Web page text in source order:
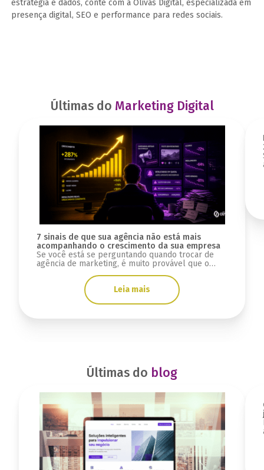
estratégia e dados, conte com a Olivas Digital, especializada em
presença digital, SEO e performance para redes sociais.
Últimas do Marketing Digital
7 sinais de que sua agência não está mais
acompanhando o crescimento da sua empresa
Se você está se perguntando quando trocar de
agência de marketing, é muito provável que o
Normalmente, essa sensação aparece aos poucos.
Primeiro vem a impressão de que o marketing
perdeu velocidade. Depois, as reuniões começam
a parecer repetitivas, os relatórios deixam de
trazer clareza e o crescimento já não […]
Leia mais
Últimas do blog